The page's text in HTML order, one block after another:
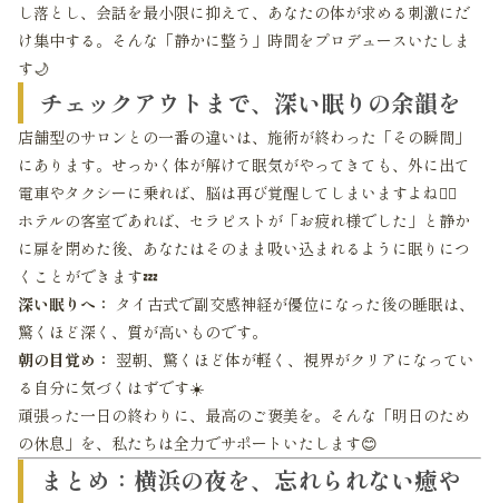
し落とし、会話を最小限に抑えて、あなたの体が求める刺激にだ
け集中する。そんな「静かに整う」時間をプロデュースいたしま
す🌙
チェックアウトまで、深い眠りの余韻を
店舗型のサロンとの一番の違いは、施術が終わった「その瞬間」
にあります。せっかく体が解けて眠気がやってきても、外に出て
電車やタクシーに乗れば、脳は再び覚醒してしまいますよね🚶‍♂️
ホテルの客室であれば、セラピストが「お疲れ様でした」と静か
に扉を閉めた後、あなたはそのまま吸い込まれるように眠りにつ
くことができます💤
深い眠りへ： タイ古式で副交感神経が優位になった後の睡眠は、
驚くほど深く、質が高いものです。
朝の目覚め： 翌朝、驚くほど体が軽く、視界がクリアになってい
る自分に気づくはずです☀️
頑張った一日の終わりに、最高のご褒美を。そんな「明日のため
の休息」を、私たちは全力でサポートいたします😊
まとめ：横浜の夜を、忘れられない癒や